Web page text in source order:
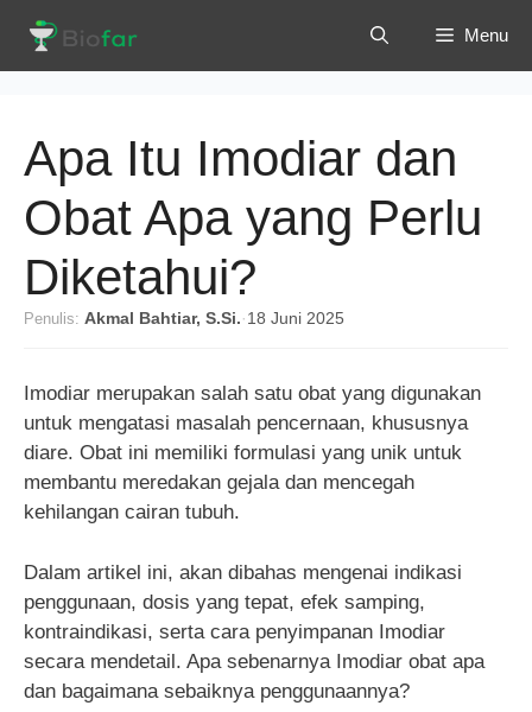
isi
Menu
Apa Itu Imodiar dan
Obat Apa yang Perlu
Diketahui?
Penulis: Akmal Bahtiar, S.Si. · 18 Juni 2025
Imodiar merupakan salah satu obat yang digunakan
untuk mengatasi masalah pencernaan, khususnya
diare. Obat ini memiliki formulasi yang unik untuk
membantu meredakan gejala dan mencegah
kehilangan cairan tubuh.
Dalam artikel ini, akan dibahas mengenai indikasi
penggunaan, dosis yang tepat, efek samping,
kontraindikasi, serta cara penyimpanan Imodiar
secara mendetail. Apa sebenarnya Imodiar obat apa
dan bagaimana sebaiknya penggunaannya?